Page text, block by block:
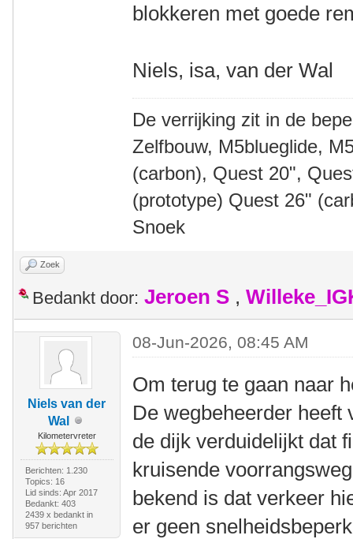
blokkeren met goede
Niels, isa, van der Wal
De verrijking zit in de
Zelfbouw, M5blueglide,
(carbon), Quest 20",
(prototype) Quest 26"
Snoek
Zoek
Bedankt door: Jeroen S ,
Niels van der
Wal
Kilometervreter
Berichten: 1.230
Topics: 16
Lid sinds: Apr 2017
Bedankt: 403
2439 x bedankt in
957 berichten
08-Jun-2026, 08:45 AM
Om terug te gaan naar
De wegbeheerder
de dijk verduidelijkt dat
kruisende
bekend is dat verkeer
er geen